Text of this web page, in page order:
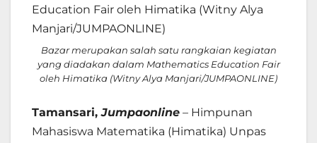
Bazar merupakan salah satu rangkaian kegiatan
yang diadakan dalam Mathematics Education Fair
oleh Himatika (Witny Alya Manjari/JUMPAONLINE)
Tamansari,Jumpaonline – Himpunan
Mahasiswa Matematika (Himatika) Unpas